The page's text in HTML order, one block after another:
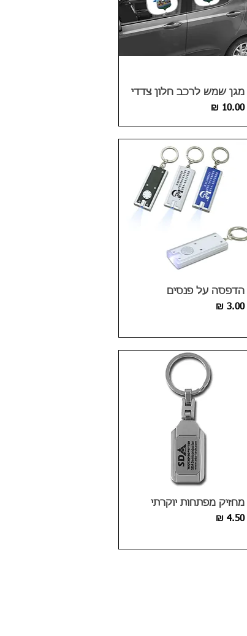
מגן שמש לרכב חלון צדדי
מחיר‏10.00 ‏₪
הדפסה על פנסים
מחיר‏3.00 ‏₪
מחזיק מפתחות יוקרתי
מחיר‏4.50 ‏₪